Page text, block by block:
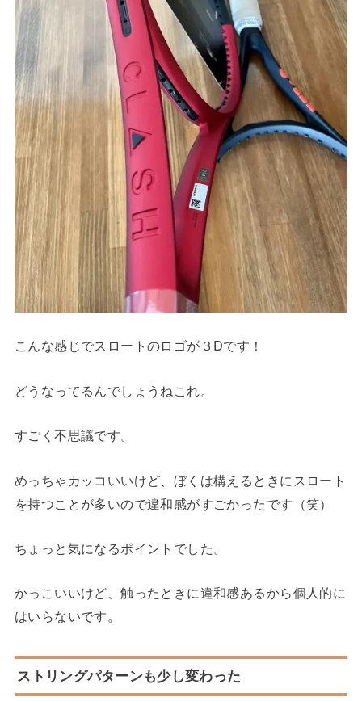
こんな感じでスロートのロゴが３Dです！
どうなってるんでしょうねこれ。
すごく不思議です。
めっちゃカッコいいけど、ぼくは構えるときにスロート
を持つことが多いので違和感がすごかったです（笑）
ちょっと気になるポイントでした。
かっこいいけど、触ったときに違和感あるから個人的に
はいらないです。
ストリングパターンも少し変わった